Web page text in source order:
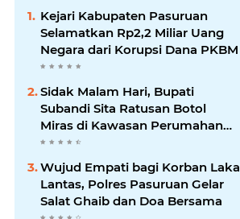
Kejari Kabupaten Pasuruan
Selamatkan Rp2,2 Miliar Uang
Negara dari Korupsi Dana PKBM
Sidak Malam Hari, Bupati
Subandi Sita Ratusan Botol
Miras di Kawasan Perumahan
Sidoarjo
Wujud Empati bagi Korban Laka
Lantas, Polres Pasuruan Gelar
Salat Ghaib dan Doa Bersama